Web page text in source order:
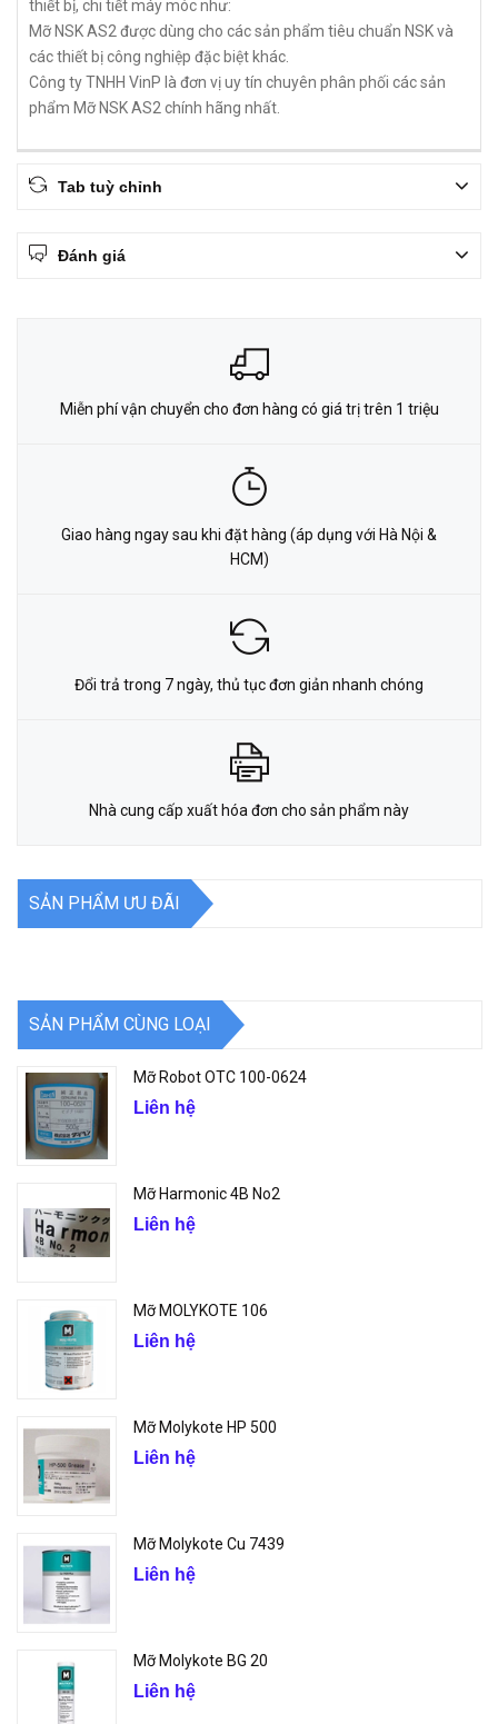
thiết bị, chi tiết máy móc như:
Mỡ NSK AS2 được dùng cho các sản phẩm tiêu chuẩn NSK và
các thiết bị công nghiệp đặc biệt khác.
Công ty TNHH VinP là đơn vị uy tín chuyên phân phối các sản
phẩm Mỡ NSK AS2 chính hãng nhất.
Tab tuỳ chỉnh
Đánh giá
Miễn phí vận chuyển cho đơn hàng có giá trị trên 1 triệu
Giao hàng ngay sau khi đặt hàng (áp dụng với Hà Nội &
HCM)
Đổi trả trong 7 ngày, thủ tục đơn giản nhanh chóng
Nhà cung cấp xuất hóa đơn cho sản phẩm này
SẢN PHẨM ƯU ĐÃI
SẢN PHẨM CÙNG LOẠI
Mỡ Robot OTC 100-0624
Liên hệ
Mỡ Harmonic 4B No2
Liên hệ
Mỡ MOLYKOTE 106
Liên hệ
Mỡ Molykote HP 500
Liên hệ
Mỡ Molykote Cu 7439
Liên hệ
Mỡ Molykote BG 20
Liên hệ